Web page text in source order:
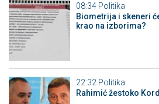
08:34 Politika
Biometrija i skeneri
krao na izborima?
22:32 Politika
Rahimić žestoko